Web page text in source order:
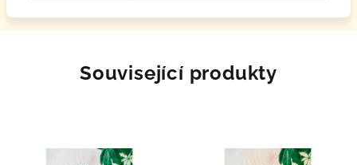
Související produkty